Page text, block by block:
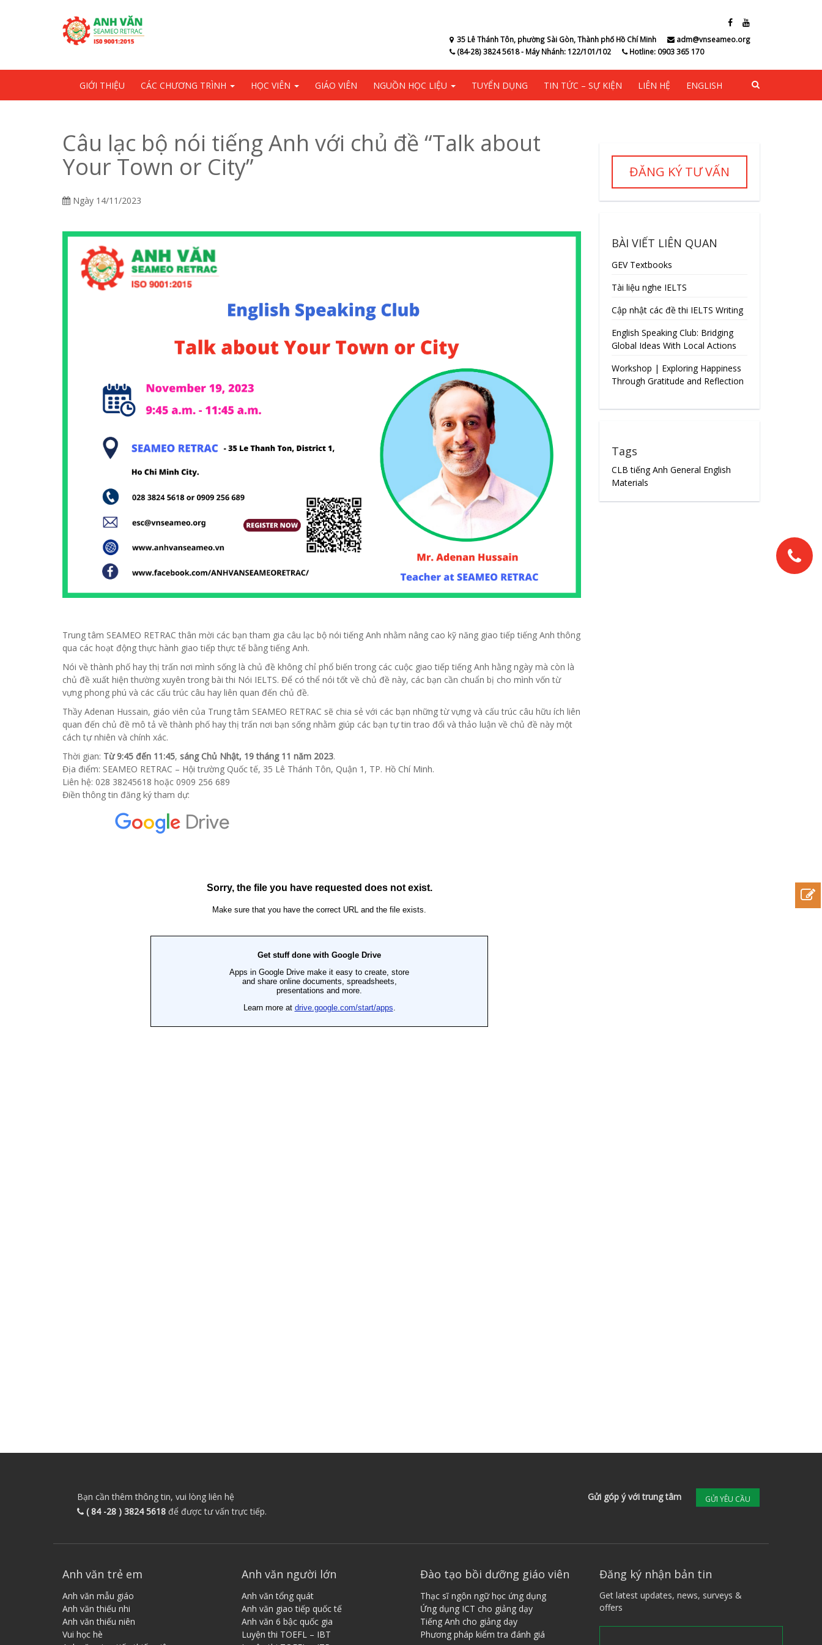
35 Lê Thánh Tôn, phường Sài Gòn, Thành phố Hồ Chí Minh
adm@vnseameo.org
(84-28) 3824 5618 - Máy Nhánh: 122/101/102
Hotline: 0903 365 170
GIỚI THIỆU CÁC CHƯƠNG TRÌNH HỌC VIÊN GIÁO VIÊN NGUỒN HỌC LIỆU TUYỂN DỤNG TIN TỨC – SỰ KIỆN LIÊN HỆ ENGLISH
Câu lạc bộ nói tiếng Anh với chủ đề “Talk about
Your Town or City”
Ngày 14/11/2023
Trung tâm SEAMEO RETRAC thân mời các bạn tham gia câu lạc bộ nói tiếng Anh nhằm nâng cao kỹ năng giao tiếp tiếng Anh thông
qua các hoạt động thực hành giao tiếp thực tế bằng tiếng Anh.
Nói về thành phố hay thị trấn nơi mình sống là chủ đề không chỉ phổ biến trong các cuộc giao tiếp tiếng Anh hằng ngày mà còn là
chủ đề xuất hiện thường xuyên trong bài thi Nói IELTS. Để có thể nói tốt về chủ đề này, các bạn cần chuẩn bị cho mình vốn từ
vựng phong phú và các cấu trúc câu hay liên quan đến chủ đề.
Thầy Adenan Hussain, giáo viên của Trung tâm SEAMEO RETRAC sẽ chia sẻ với các bạn những từ vựng và cấu trúc câu hữu ích liên
quan đến chủ đề mô tả về thành phố hay thị trấn nơi bạn sống nhằm giúp các bạn tự tin trao đổi và thảo luận về chủ đề này một
cách tự nhiên và chính xác.
Thời gian: Từ 9:45 đến 11:45, sáng Chủ Nhật, 19 tháng 11 năm 2023.
Địa điểm: SEAMEO RETRAC – Hội trường Quốc tế, 35 Lê Thánh Tôn, Quận 1, TP. Hồ Chí Minh.
Liên hệ: 028 38245618 hoặc 0909 256 689
Điền thông tin đăng ký tham dự:
ĐĂNG KÝ TƯ VẤN
BÀI VIẾT LIÊN QUAN
GEV Textbooks
Tài liệu nghe IELTS
Cập nhật các đề thi IELTS Writing
English Speaking Club: Bridging
Global Ideas With Local Actions
Workshop | Exploring Happiness
Through Gratitude and Reflection
Tags
CLB tiếng Anh General English
Materials
Bạn cần thêm thông tin, vui lòng liên hệ
( 84 -28 ) 3824 5618 để được tư vấn trực tiếp.
Gửi góp ý với trung tâm GỬI YÊU CẦU
Anh văn trẻ em
Anh văn mẫu giáo
Anh văn thiếu nhi
Anh văn thiếu niên
Vui học hè
Anh văn người lớn
Anh văn tổng quát
Anh văn giao tiếp quốc tế
Anh văn 6 bậc quốc gia
Luyện thi TOEFL – IBT
Đào tạo bồi dưỡng giáo viên
Thạc sĩ ngôn ngữ học ứng dụng
Ứng dụng ICT cho giảng dạy
Tiếng ​A​nh cho giảng dạy
Phương pháp kiểm tra đánh giá
Đăng ký nhận bản tin
Get latest updates, news, surveys &
offers